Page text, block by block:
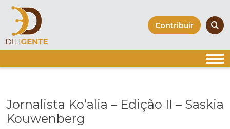
Skip
content
Contribuir
Jornalista Ko’alia – Edição II – Saskia
Kouwenberg